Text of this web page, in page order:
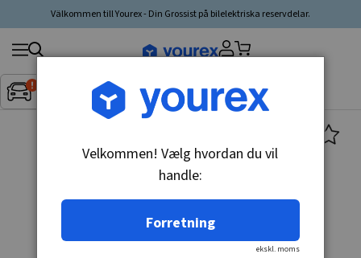
Välkommen till Yourex - Din Grossist på bilelektriska reservdelar.
Inget fordon valt▼
Søg
produkt,
producent,
Velkommen! Vælg hvordan du vil
handle:
Forretning
ekskl. moms